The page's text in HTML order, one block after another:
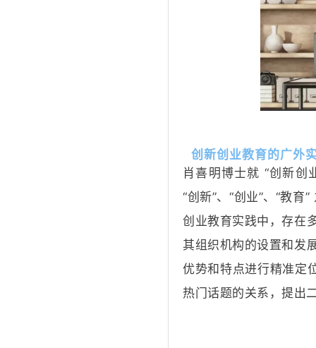
创新创业教育的广外
肖喜明博士就 “创新创
“创新”、“创业”、“教
创业教育实践中，存在
其组织机构的设置和发
优势和特点进行精准定
热门话题的关系，提出